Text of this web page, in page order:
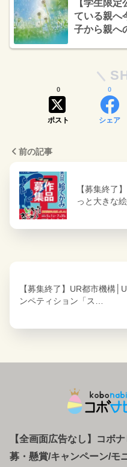
【学生限
ている親へ
子から親へ
ポスト
0
シェア
0
前の記事
【募集終了
っと大きな
【募集終了】UR都市機構
ンペティション「ス…
【全画面広告なし】コボ
募 ・ 懸賞/キャンペーン/モ